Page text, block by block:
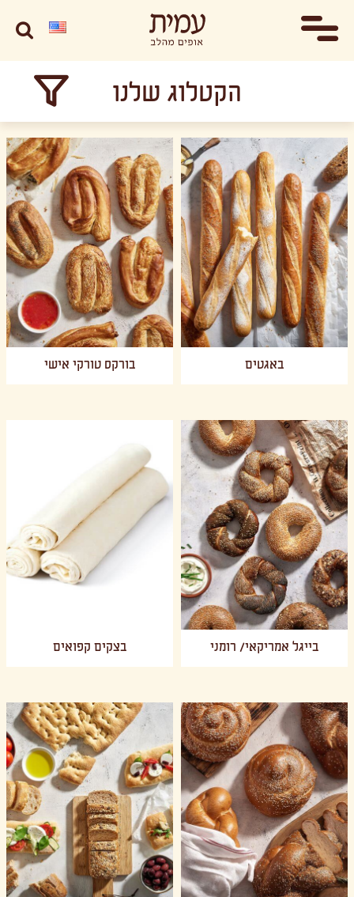
הקטלוג שלנו
באגטים בורקס טורקי אישי
בייגל אמריקאי/ רומני בצקים קפואים